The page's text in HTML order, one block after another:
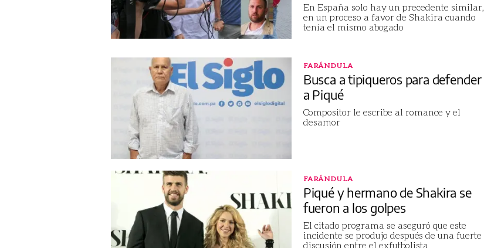
En España solo hay un precedente similar,
en un proceso a favor de Shakira cuando
tenía el mismo abogado
FARÁNDULA
Busca a tipiqueros para defender
a Piqué
Compositor le escribe al romance y el
desamor
FARÁNDULA
Piqué y hermano de Shakira se
fueron a los golpes
El citado programa se aseguró que este
incidente se produjo después de una fuerte
discusión entre el exfutbolista